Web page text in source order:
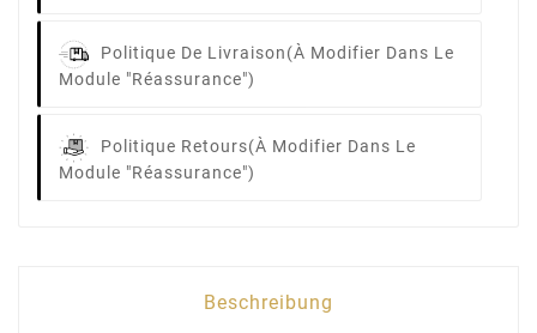
Politique De Livraison(à Modifier Dans Le
Module "Réassurance")
Politique Retours(à Modifier Dans Le
Module "Réassurance")
Beschreibung